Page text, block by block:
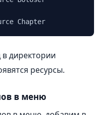
Chapter
директории
ресурсы.
в меню